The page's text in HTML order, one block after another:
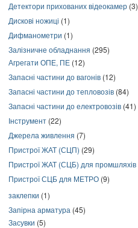
Детектори прихованих відеокамер (3)
Дискові ножиці (1)
Дифманометри (1)
Залізничне обладнання (295)
Агрегати ОПЕ, ПЕ (12)
Запасні частини до вагонів (12)
Запасні частини до тепловозів (84)
Запасні частини до електровозів (41)
Інструмент (22)
Джерела живлення (7)
Пристрої ЖАТ (СЦП) (29)
Пристрої ЖАТ (СЦБ) для промшляхів
Пристрої СЦБ для МЕТРО (9)
заклепки (1)
Запірна арматура (45)
Засувки (5)